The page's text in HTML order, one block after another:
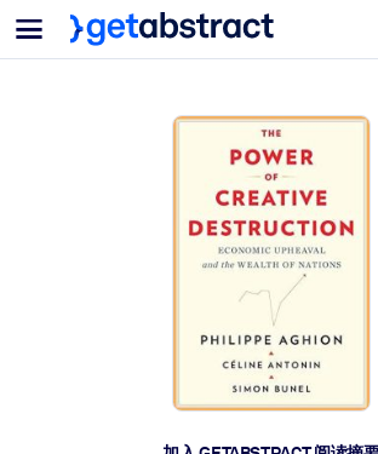
菜单
面向团队与管理者
为您的员工配备关键的人工智能技能。
帮助您的管理者为未来的工作时代做好准备。
让团队更轻松地共同学习、解决实际问题并
培养您的员工应对未来挑战所需的技能。
面向人工智能系统